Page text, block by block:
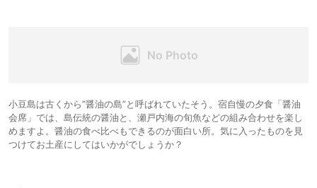
小豆島は古くから”醤油の島”と呼ばれていたそう。宿自慢の夕食「醤油
会席」では、島伝統の醤油と、瀬戸内海の旬魚などの組み合わせを楽し
めますよ。醤油の食べ比べもできるのが面白い所。気に入ったものを見
つけてお土産にしてはいかがでしょうか？